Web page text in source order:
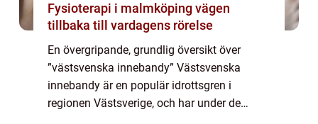
Fysioterapi i malmköping vägen
tillbaka till vardagens rörelse
En övergripande, grundlig översikt över
”västsvenska innebandy” Västsvenska
innebandy är en populär idrottsgren i
regionen Västsverige, och har under de